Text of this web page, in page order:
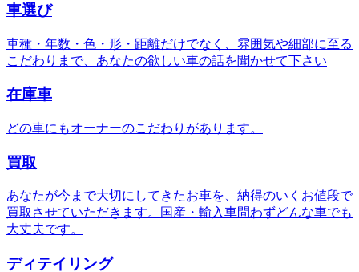
車選び
車種・年数・色・形・距離だけでなく、雰囲気や細部に至る
こだわりまで、あなたの欲しい車の話を聞かせて下さい
在庫車
どの車にもオーナーのこだわりがあります。
買取
あなたが今まで大切にしてきたお車を、納得のいくお値段で
買取させていただきます。国産・輸入車問わずどんな車でも
大丈夫です。
ディテイリング